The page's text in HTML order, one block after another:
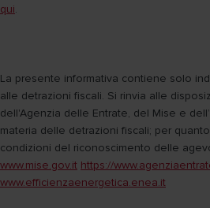
qui.
La presente informativa contiene solo
alle detrazioni fiscali. Si rinvia alle
dell'Agenzia delle Entrate, del Mise e
materia delle detrazioni fiscali; per
condizioni del riconoscimento delle
www.mise.gov.it https://
www.efficienzaenergetica.enea.it